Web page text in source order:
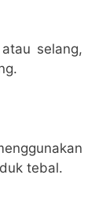
selang,
tebal.